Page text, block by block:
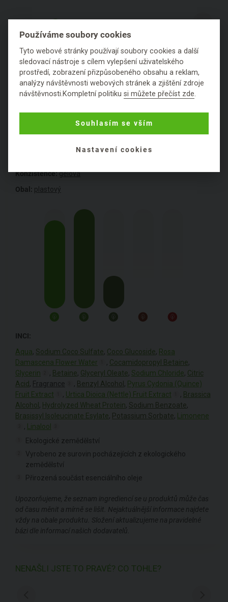
Hodnocení
Položit dotaz
PODROBNÉ SLOŽENÍ
PRODUKTU
Konzistence:gelová
Obal: plastový
INCI:
Aqua, Sodium Coco Sulfate, Coco Glucoside, Rosa
Damascena Flower Water
, Cocamidopropyl Betaine,
Glycerin
, Betaine, Glyceryl Oleate, Sodium Chloride, Citric
Acid, Fragrance , Benzyl Alcohol , Pyrus Cydonia (Quince)
Fruit Extract
, Urtica Dioica (Nettle) Fruit Extract , Brassica
Alcohol , Hydrolyzed Wheat Protein, Sodium Benzoate,
Brasissyl Isoleucinate Esylate, Potassium Sorbate, Limonene
, Linalool
Ekologické zemědělství
Vyrobeno ze surovin pocházejících z ekologického
zemědělství
Přirozená součást esenciálního oleje
Upozorňujeme, že seznam ingrediencí se u produktů může čas
od času měnit a mírně se lišit. Nejaktuálnější informace najdete
vždy na obale produktu. Složení aktualizujeme na pravidelné
bázi dle informací našich dodavatelů.
NENAŠLI JSTE TO PRAVÉ? CO TOHLE?
Používáme soubory cookies
Tyto webové stránky používají soubory cookies a další
sledovací nástroje s cílem vylepšení uživatelského
prostředí, zobrazení přizpůsobeného obsahu a reklam,
analýzy návštěvnosti webových stránek a zjištění zdroje
návštěvnosti.Kompletní politikusi můžete přečíst zde.
Souhlasím se vším
Nastavení cookies